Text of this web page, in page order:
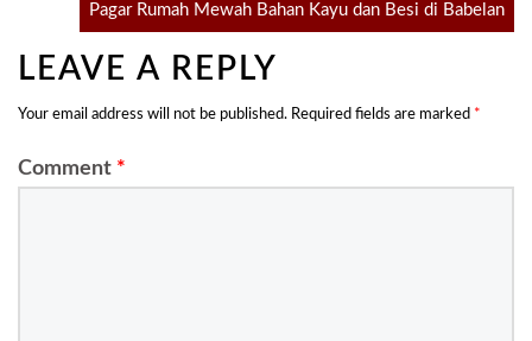
navigation
Pagar Rumah Mewah Bahan Kayu dan Besi di Babelan
LEAVE A REPLY
Your email address will not be published. Required fields are marked *
Comment *